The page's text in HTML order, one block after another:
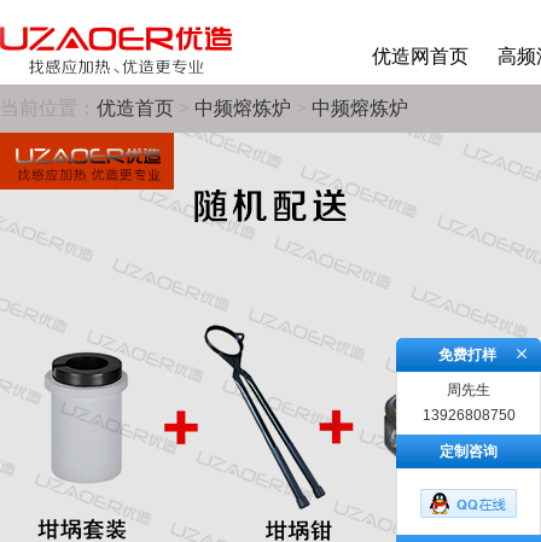
优造网首页 高频
当前位置： 优造首页 > 中频熔炼炉 > 中频熔炼炉
免费打样
周先生
13926808750
定制咨询